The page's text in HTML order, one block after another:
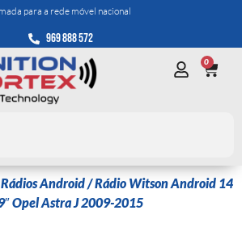
para a rede móvel nacional
969 888 572
0
Rádios Android/ Rádio Witson Android 14
Opel Astra J 2009-2015